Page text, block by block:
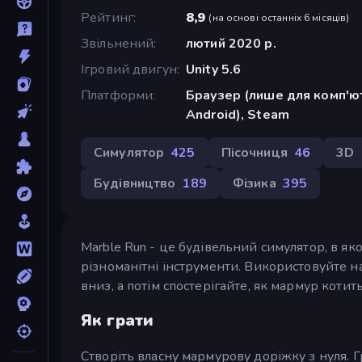
Рейтинг
8,9 (на основі останніх 6 місяців)
Звільнений
лютий 2020 р.
Ігровий двигун Unity 5.6
Платформи
Браузер (лише для
Android), Steam
Симулятор 425 Пісочниця 46 3D
Будівництво 189 Фізика 395
Marble Run - це будівельний симулятор, в
різноманітні інструменти.
вниз, а потім спостерігайте, як мармур
Як грати
Створіть власну мармурову доріжку з нуля.